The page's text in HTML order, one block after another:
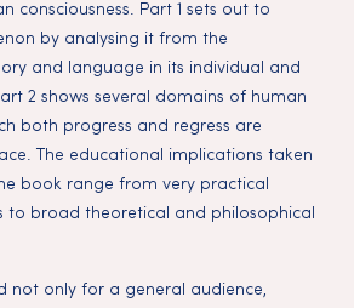
consciousness. Part 1 sets out to
by analysing it from the
and language in its individual and
2 shows several domains of human
both progress and regress are
The educational implications taken
book range from very practical
to broad theoretical and philosophical
not only for a general audience,